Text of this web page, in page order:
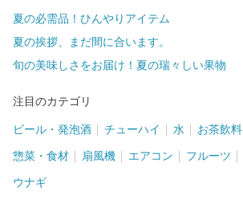
夏の必需品！ひんやりアイテム
夏の挨拶、まだ間に合います。
旬の美味しさをお届け！夏の瑞々しい果物
注目のカテゴリ
ビール・発泡酒 チューハイ 水 お茶飲料
惣菜・食材 扇風機 エアコン フルーツ
ウナギ